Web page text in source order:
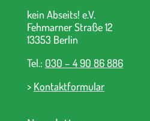
kein Abseits! e.V.
Fehmarner Straße 12
13353 Berlin
Tel.: 030 – 4 90 86 886
> Kontaktformular